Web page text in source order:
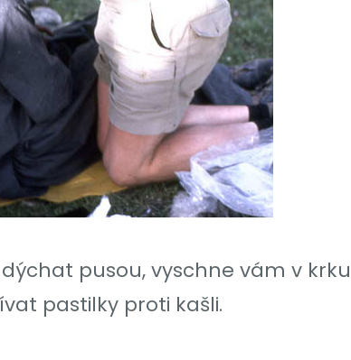
pusou, vyschne vám v
pastilky proti kašli.